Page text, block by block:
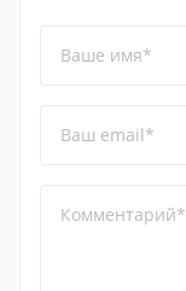
Ваше имя*
Ваш email*
Комментарий*